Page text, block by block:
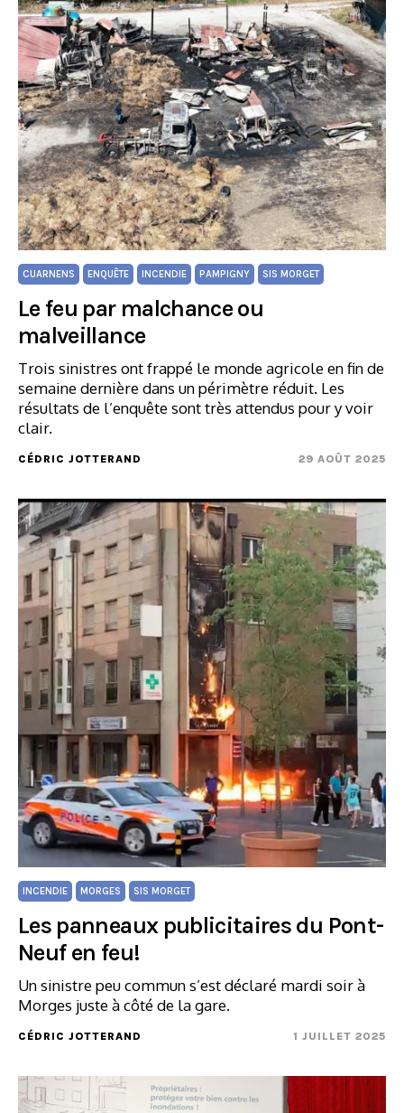
CUARNENS ENQUÊTE INCENDIE PAMPIGNY SIS MORGET
Le feu par malchance ou
malveillance
Trois sinistres ont frappé le monde agricole en fin de
semaine dernière dans un périmètre réduit. Les
résultats de l’enquête sont très attendus pour y voir
clair.
CÉDRIC JOTTERAND 29 AOÛT 2025
INCENDIE MORGES SIS MORGET
Les panneaux publicitaires du Pont-
Neuf en feu!
Un sinistre peu commun s’est déclaré mardi soir à
Morges juste à côté de la gare.
CÉDRIC JOTTERAND 1 JUILLET 2025